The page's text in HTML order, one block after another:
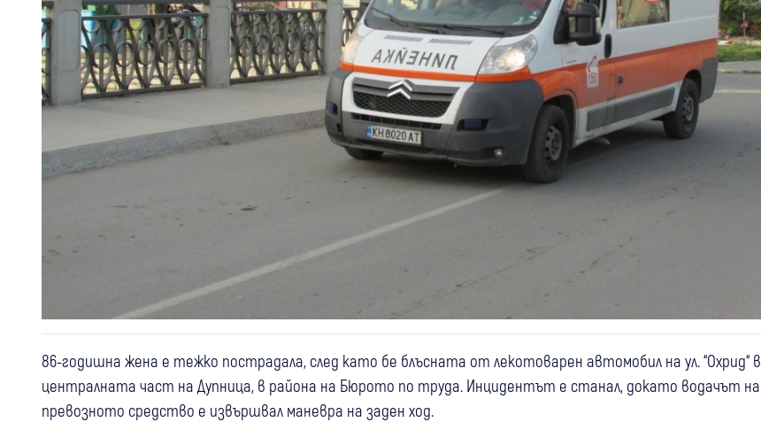
86-годишна жена е тежко пострадала, след като бе блъсната от лекотоварен автомобил на ул. “Охрид“ в
централната част на Дупница, в района на Бюрото по труда. Инцидентът е станал, докато водачът на
превозното средство е извършвал маневра на заден ход.